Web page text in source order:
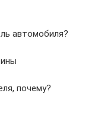
автомобиля?
почему?